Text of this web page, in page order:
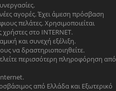
αγορές. Έχει άμεση πρόσβαση
πελάτες. Χρησιμοποιείται
στο INTERNET.
και συνεχή εξέλιξη.
να δραστηριοποιηθείτε.
περισσότερη πληροφόρηση από
από Ελλάδα και Εξωτερικό